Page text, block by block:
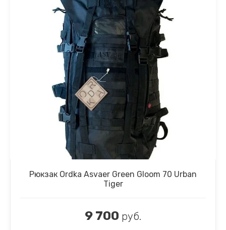
Рюкзак Ordka Asvaer Green Gloom 70 Urban
Tiger
9 700 руб.